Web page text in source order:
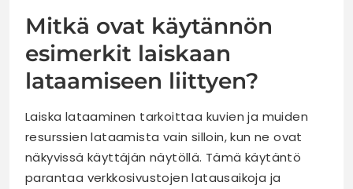
Mitkä ovat käytännön
esimerkit laiskaan
lataamiseen liittyen?
Laiska lataaminen tarkoittaa kuvien ja muiden
resurssien lataamista vain silloin, kun ne ovat
näkyvissä käyttäjän näytöllä. Tämä käytäntö
parantaa verkkosivustojen latausaikoja ja